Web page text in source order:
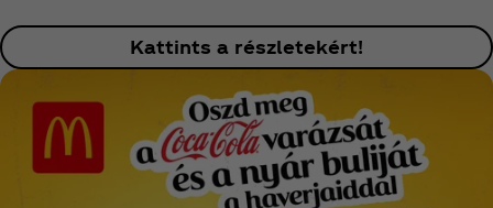
Kattints a részletekért!